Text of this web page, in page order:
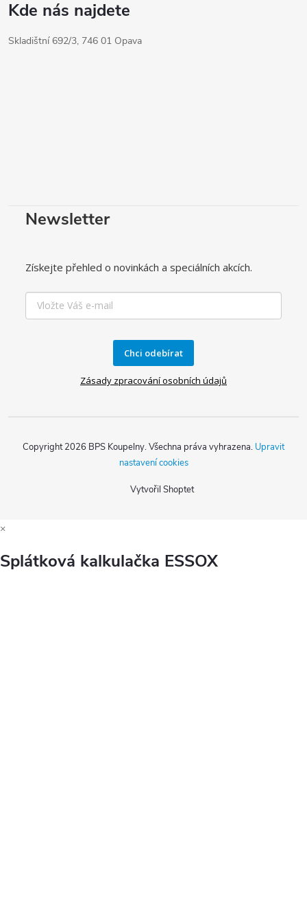
Kde nás najdete
Skladištní 692/3, 746 01 Opava
Newsletter
Získejte přehled o novinkách a speciálních akcích.
Chci odebírat
Zásady zpracování osobních údajů
Vytvořil Shoptet
Copyright 2026 BPS Koupelny. Všechna práva vyhrazena. Upravit
nastavení cookies
×
Splátková kalkulačka ESSOX